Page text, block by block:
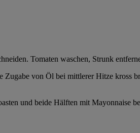
Tomaten waschen, Strunk
Zugabe von Öl bei mittlerer Hitze kross
und beide Hälften mit Mayonnaise